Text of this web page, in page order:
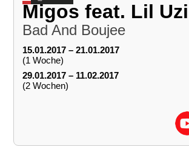
Migos feat. Lil
Bad And Boujee
15.01.2017 – 21.01.2017
(1 Woche)
29.01.2017 – 11.02.2017
(2 Wochen)